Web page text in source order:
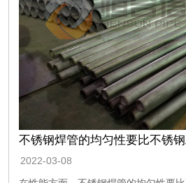
不锈钢焊管的均匀性要比不锈
2022-03-08